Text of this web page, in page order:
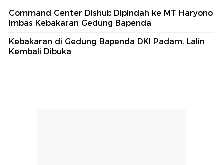
Command Center Dishub Dipindah ke MT Haryono
Imbas Kebakaran Gedung Bapenda
Kebakaran di Gedung Bapenda DKI Padam, Lalin
Kembali Dibuka